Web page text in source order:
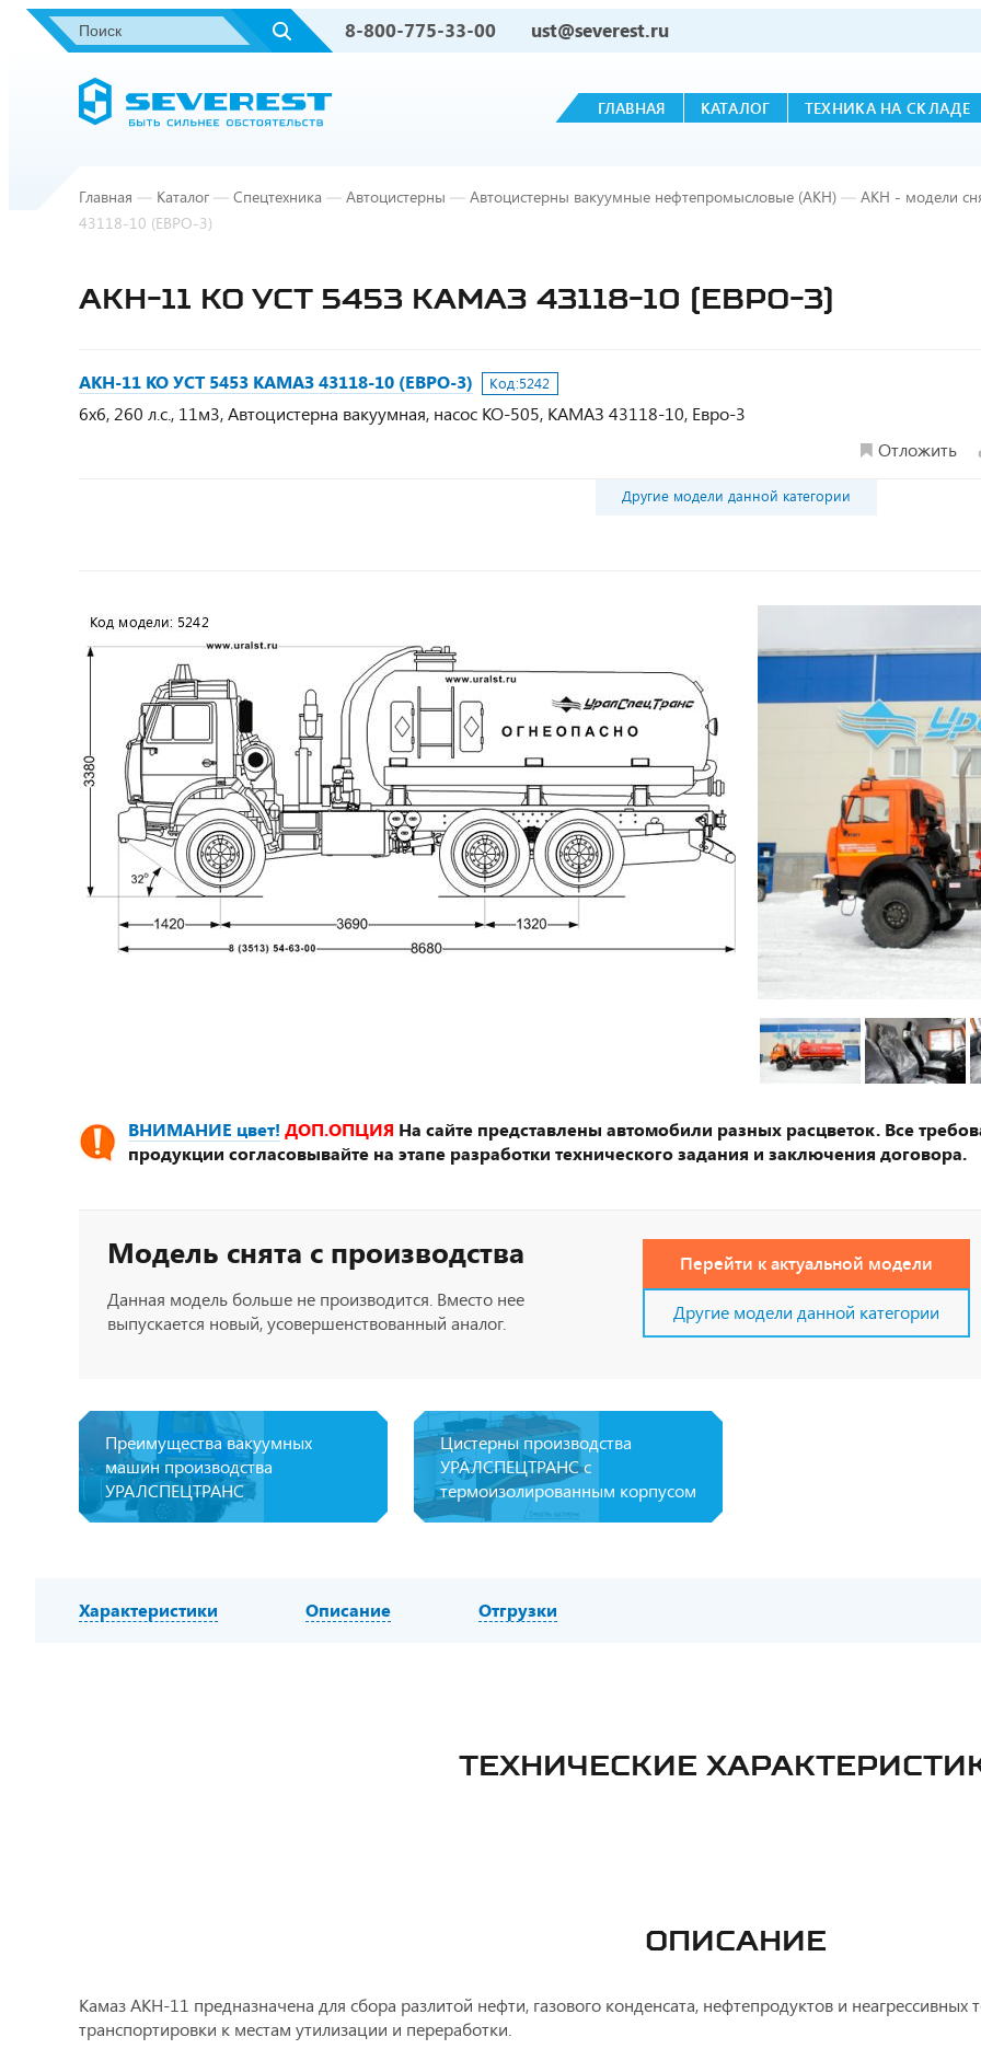
8-800-775-33-00 ust@severest.ru
ГЛАВНАЯ КАТАЛОГ ТЕХНИКА НА СКЛАДЕ
Главная — Каталог — Спецтехника — Автоцистерны — Автоцистерны вакуумные нефтепромысловые (АКН) — АКН - модели
43118-10 (ЕВРО-3)
АКН-11 КО УСТ 5453 КАМАЗ 43118-10 (ЕВРО-3)
АКН-11 КО УСТ 5453 КАМАЗ 43118-10 (ЕВРО-3) Код:5242
6х6, 260 л.с., 11м3, Автоцистерна вакуумная, насос КО-505, КАМАЗ 43118-10, Евро-3
Отложить
Другие модели данной категории
ВНИМАНИЕ цвет! ДОП.ОПЦИЯ На сайте представлены автомобили разных расцветок. Все
продукции согласовывайте на этапе разработки технического задания и заключения договора.
Модель снята с производства
Данная модель больше не производится. Вместо нее
выпускается новый, усовершенствованный аналог.
Перейти к актуальной модели
Другие модели данной категории
Преимущества вакуумных
машин производства
УРАЛСПЕЦТРАНС
Цистерны производства
УРАЛСПЕЦТРАНС с
термоизолированным корпусом
Характеристики Описание Отгрузки
ТЕХНИЧЕСКИЕ
ОПИСАНИЕ
Камаз АКН-11 предназначена для сбора разлитой нефти, газового конденсата, нефтепродуктов и неагрессивных
транспортировки к местам утилизации и переработки.